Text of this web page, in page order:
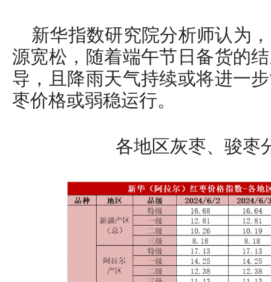
新华指数研究院分析师认为
源宽松，随着端午节日备货的
导，且降雨天气持续或将进一
枣价格或弱稳运行。
各地区灰枣、骏枣